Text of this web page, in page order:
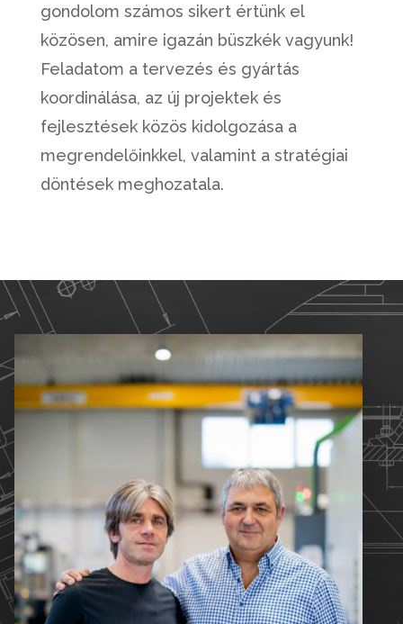
gondolom számos sikert értünk el
közösen, amire igazán büszkék vagyunk!
Feladatom a tervezés és gyártás
koordinálása, az új projektek és
fejlesztések közös kidolgozása a
megrendelőinkkel, valamint a stratégiai
döntések meghozatala.